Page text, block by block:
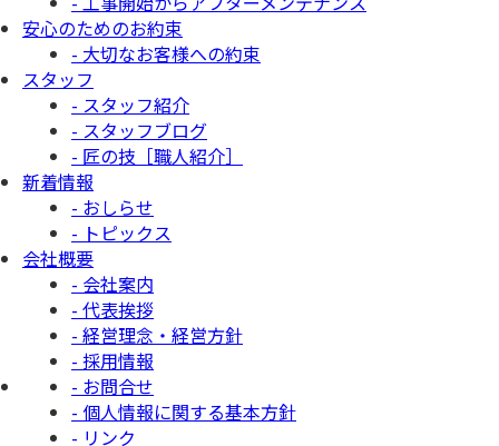
安心のためのお約束
- 大切なお客様への約束
スタッフ
- スタッフ紹介
- スタッフブログ
- 匠の技［職人紹介］
新着情報
- おしらせ
- トピックス
会社概要
- 会社案内
- 代表挨拶
- 経営理念・経営方針
- 採用情報
- お問合せ
- 個人情報に関する基本方針
- リンク